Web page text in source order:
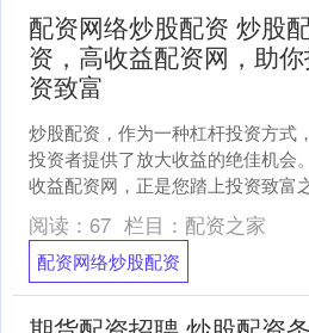
配资网络炒股配资 炒股
资，高收益配资网，助
资致富
炒股配资，作为一种杠杆投资方式
投资者提供了放大收益的绝佳机会
收益配资网，正是您踏上投资致富
的最佳选择。 * **监管合规性：**平
否获得相关监管....
阅读： 67 栏目： 配资之家
配资网络炒股配资